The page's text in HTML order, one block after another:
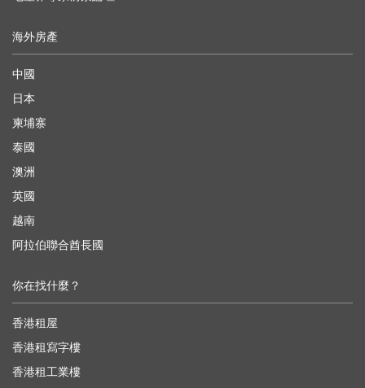
海外房產
中國
日本
柬埔寨
泰國
澳洲
英國
越南
阿拉伯聯合酋長國
你在找什麼？
香港租屋
香港租寫字樓
香港租工業樓